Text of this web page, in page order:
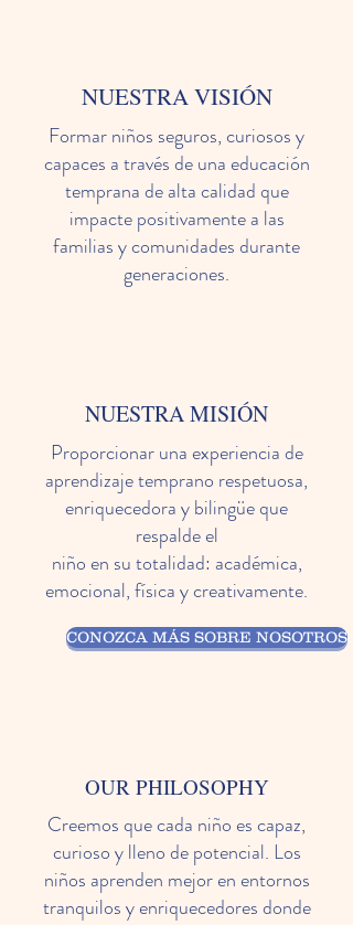
NUESTRA VISIÓN
Formar niños seguros, curiosos y
capaces a través de una educación
temprana de alta calidad que
impacte positivamente a las
familias y comunidades durante
generaciones.
NUESTRA MISIÓN
Proporcionar una experiencia de
aprendizaje temprano respetuosa,
enriquecedora y bilingüe que
respalde el
niño en su totalidad: académica,
emocional, física y creativamente.
CONOZCA MÁS SOBRE NOSOTROS
OUR PHILOSOPHY
Creemos que cada niño es capaz,
curioso y lleno de potencial. Los
niños aprenden mejor en entornos
tranquilos y enriquecedores donde